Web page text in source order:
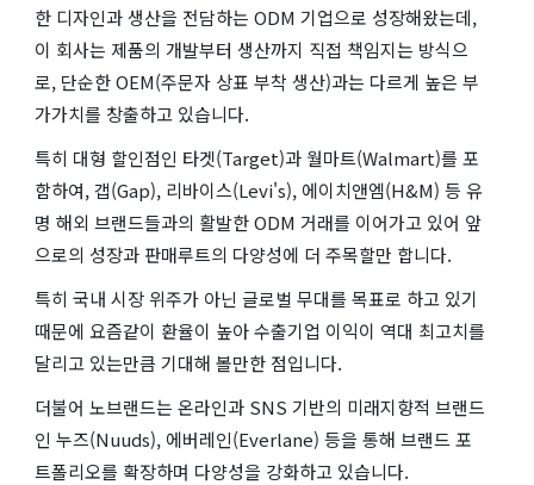
한 디자인과 생산을 전담하는 ODM 기업으로 성장해왔는데,
이 회사는 제품의 개발부터 생산까지 직접 책임지는 방식으
로, 단순한 OEM(주문자 상표 부착 생산)과는 다르게 높은 부
가가치를 창출하고 있습니다.
특히 대형 할인점인 타겟(Target)과 월마트(Walmart)를 포
함하여, 갭(Gap), 리바이스(Levi's), 에이치앤엠(H&M) 등 유
명 해외 브랜드들과의 활발한 ODM 거래를 이어가고 있어 앞
으로의 성장과 판매루트의 다양성에 더 주목할만 합니다.
특히 국내 시장 위주가 아닌 글로벌 무대를 목표로 하고 있기
때문에 요즘같이 환율이 높아 수출기업 이익이 역대 최고치를
달리고 있는만큼 기대해 볼만한 점입니다.
더불어 노브랜드는 온라인과 SNS 기반의 미래지향적 브랜드
인 누즈(Nuuds), 에버레인(Everlane) 등을 통해 브랜드 포
트폴리오를 확장하며 다양성을 강화하고 있습니다.